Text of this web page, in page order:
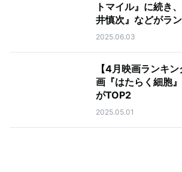
トマイル』に続き
井慎次』などがラ
2025.06.03
【4月映画ランキ
画『はたらく細胞
がTOP2
2025.05.01